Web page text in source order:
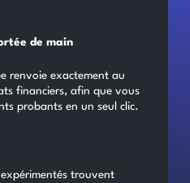
de main
renvoie exactement au
financiers, afin que vous
probants en un seul clic.
trouvent